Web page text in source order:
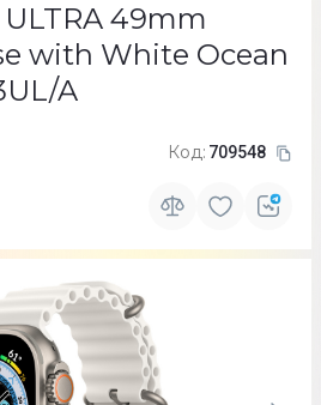
49mm
with White Ocean
A
Код: 709548